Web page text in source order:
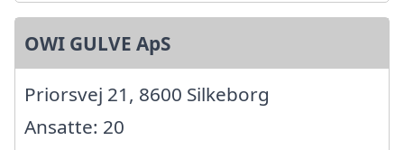
OWI GULVE ApS
Priorsvej 21, 8600 Silkeborg
Ansatte: 20